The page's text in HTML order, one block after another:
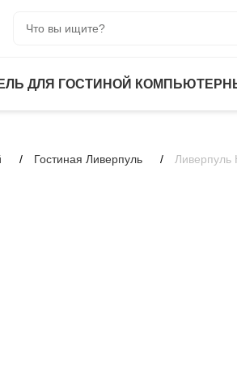
ДЛЯ ГОСТИНОЙ
Гостиная Ливерпуль Ливерпуль